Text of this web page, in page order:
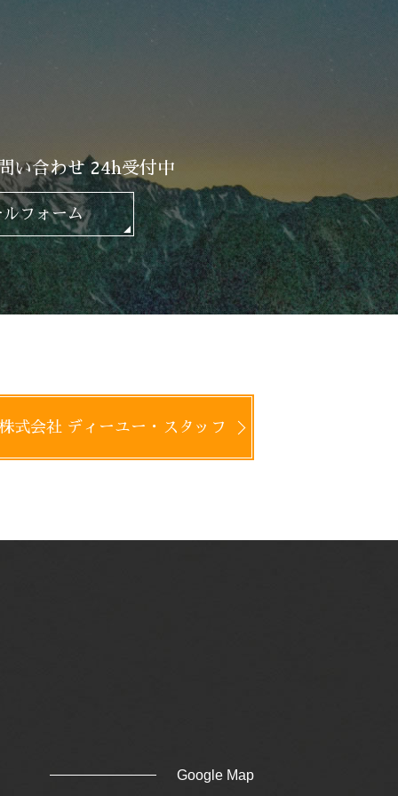
い合わせ 24h受付中
ルフォーム
式会社 ディーユー・スタッフ
Google Map